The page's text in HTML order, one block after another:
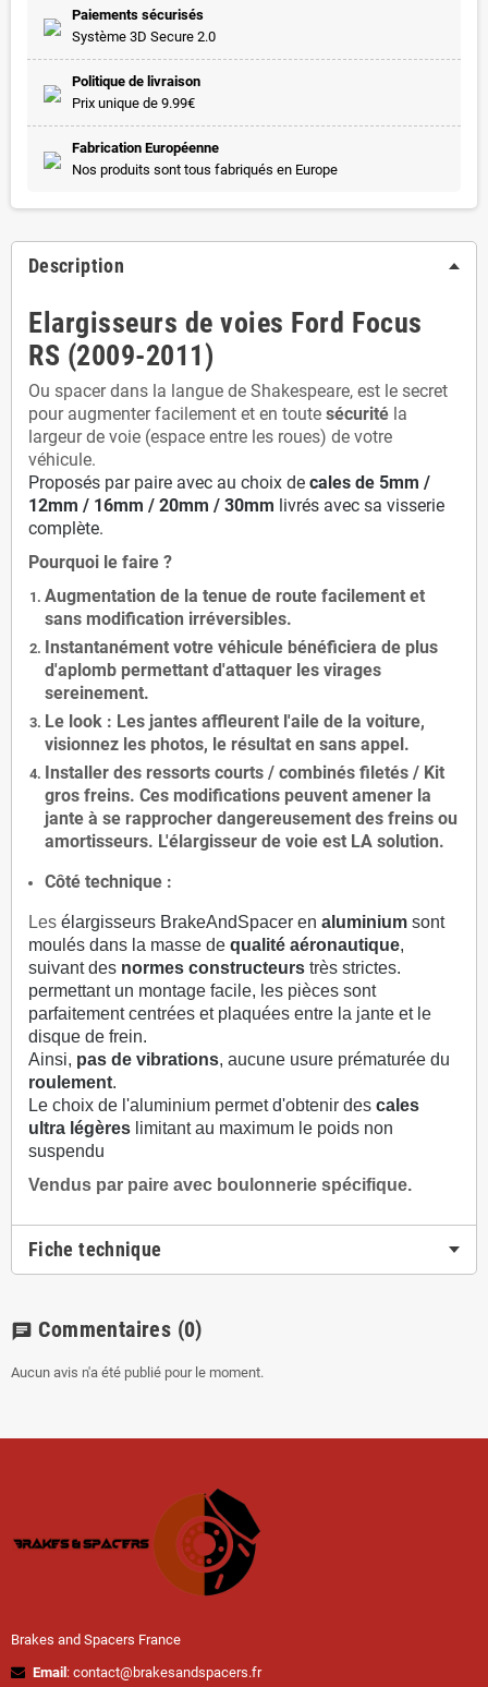
Paiements sécurisés
Système 3D Secure 2.0
Politique de livraison
Prix unique de 9.99€
Fabrication Européenne
Nos produits sont tous fabriqués en Europe
Description
Elargisseurs de voies Ford Focus
RS (2009-2011)
Ou spacer dans la langue de Shakespeare, est le secret
pour augmenter facilement et en toute sécurité la
largeur de voie (espace entre les roues) de votre
véhicule.
Proposés par paire avec au choix de cales de 5mm /
12mm / 16mm / 20mm / 30mm livrés avec sa visserie
complète.
Pourquoi le faire ?
Augmentation de la tenue de route facilement et
sans modification irréversibles.
Instantanément votre véhicule bénéficiera de plus
d'aplomb permettant d'attaquer les virages
sereinement.
Le look : Les jantes affleurent l'aile de la voiture,
visionnez les photos, le résultat en sans appel.
Installer des ressorts courts / combinés filetés / Kit
gros freins. Ces modifications peuvent amener la
jante à se rapprocher dangereusement des freins ou
amortisseurs. L'élargisseur de voie est LA solution.
Côté technique :
Les élargisseurs BrakeAndSpacer en aluminium sont
moulés dans la masse de qualité aéronautique,
suivant des normes constructeurs très strictes.
permettant un montage facile, les pièces sont
parfaitement centrées et plaquées entre la jante et le
disque de frein.
Ainsi, pas de vibrations, aucune usure prématurée du
roulement.
Le choix de l'aluminium permet d'obtenir des cales
ultra légères limitant au maximum le poids non
suspendu
Vendus par paire avec boulonnerie spécifique.
Fiche technique
chat Commentaires (0)
Aucun avis n'a été publié pour le moment.
Brakes and Spacers France
Email : contact@brakesandspacers.fr